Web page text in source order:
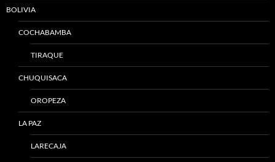
BOLIVIA
COCHABAMBA
TIRAQUE
CHUQUISACA
OROPEZA
LA PAZ
LARECAJA